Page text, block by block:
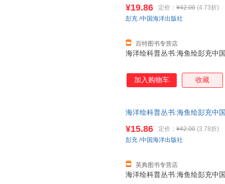
海洋绘科普丛书:海鱼绘彭充中
¥19.86 定价： ¥42.00 (4.73折)
百特图书专营店
彭充 /中国海洋出版社
加入购物车 收藏
海洋绘科普丛书:海鱼绘彭充中
海洋绘科普丛书:海鱼绘彭充中
¥15.86 定价： ¥42.00 (3.78折)
英典图书专营店
彭充 /中国海洋出版社